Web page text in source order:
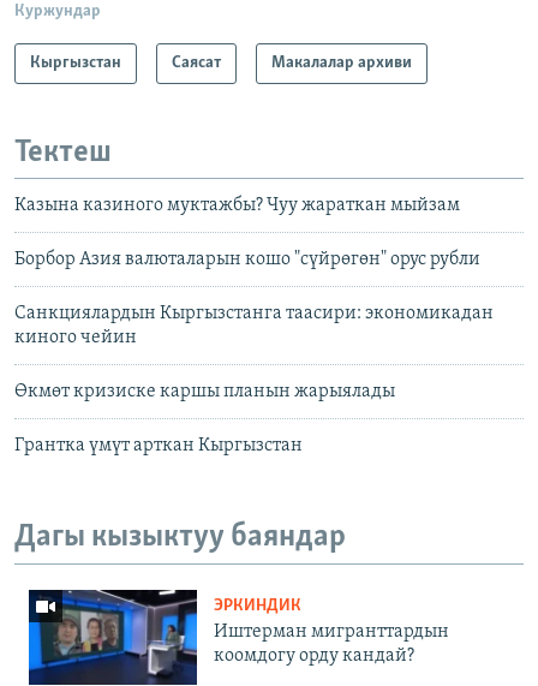
Куржундар
Кыргызстан Саясат Макалалар архиви
Тектеш
Казына казиного муктажбы? Чуу жараткан мыйзам
Борбор Азия валюталарын кошо "сүйрөгөн" орус рубли
Санкциялардын Кыргызстанга таасири: экономикадан
киного чейин
Өкмөт кризиcке каршы планын жарыялады
Грантка үмүт арткан Кыргызстан
Дагы кызыктуу баяндар
ЭРКИНДИК
Иштерман мигранттардын
коомдогу орду кандай?